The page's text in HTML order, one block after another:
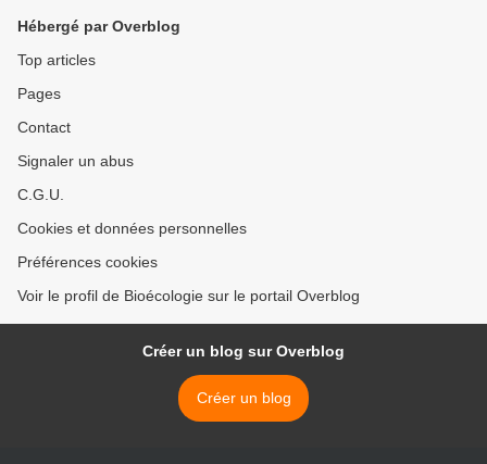
Hébergé par Overblog
Top articles
Pages
Contact
Signaler un abus
C.G.U.
Cookies et données personnelles
Préférences cookies
Voir le profil de Bioécologie sur le portail Overblog
Créer un blog sur Overblog
Créer un blog